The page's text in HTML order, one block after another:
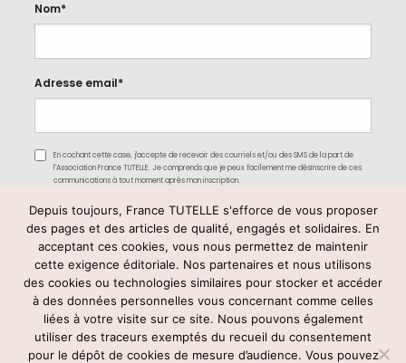
Nom*
Adresse email*
En cochant cette case, j'accepte de recevoir des courriels et/ou des SMS de la part de
l'Association France TUTELLE. Je comprends que je peux facilement me désinscrire de ces
communications à tout moment après mon inscription.
Rejoignez-nous
Depuis toujours, France TUTELLE s'efforce de vous proposer
des pages et des articles de qualité, engagés et solidaires. En
acceptant ces cookies, vous nous permettez de maintenir
cette exigence éditoriale. Nos partenaires et nous utilisons
des cookies ou technologies similaires pour stocker et accéder
à des données personnelles vous concernant comme celles
liées à votre visite sur ce site. Nous pouvons également
utiliser des traceurs exemptés du recueil du consentement
pour le dépôt de cookies de mesure d’audience. Vous pouvez